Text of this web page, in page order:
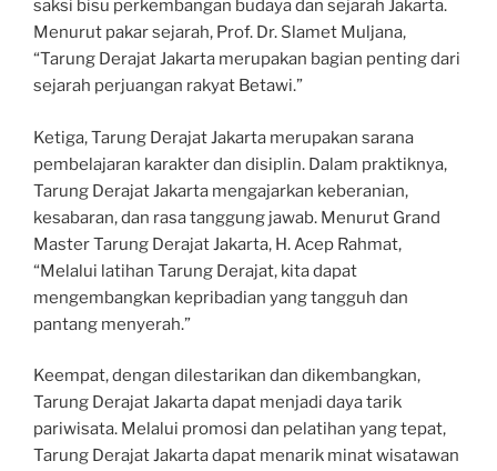
saksi bisu perkembangan budaya dan sejarah Jakarta.
Menurut pakar sejarah, Prof. Dr. Slamet Muljana,
“Tarung Derajat Jakarta merupakan bagian penting dari
sejarah perjuangan rakyat Betawi.”
Ketiga, Tarung Derajat Jakarta merupakan sarana
pembelajaran karakter dan disiplin. Dalam praktiknya,
Tarung Derajat Jakarta mengajarkan keberanian,
kesabaran, dan rasa tanggung jawab. Menurut Grand
Master Tarung Derajat Jakarta, H. Acep Rahmat,
“Melalui latihan Tarung Derajat, kita dapat
mengembangkan kepribadian yang tangguh dan
pantang menyerah.”
Keempat, dengan dilestarikan dan dikembangkan,
Tarung Derajat Jakarta dapat menjadi daya tarik
pariwisata. Melalui promosi dan pelatihan yang tepat,
Tarung Derajat Jakarta dapat menarik minat wisatawan